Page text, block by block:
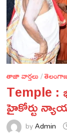
తాజా వార్తలు/
Temple :
హైకోర్టు
byAdmin